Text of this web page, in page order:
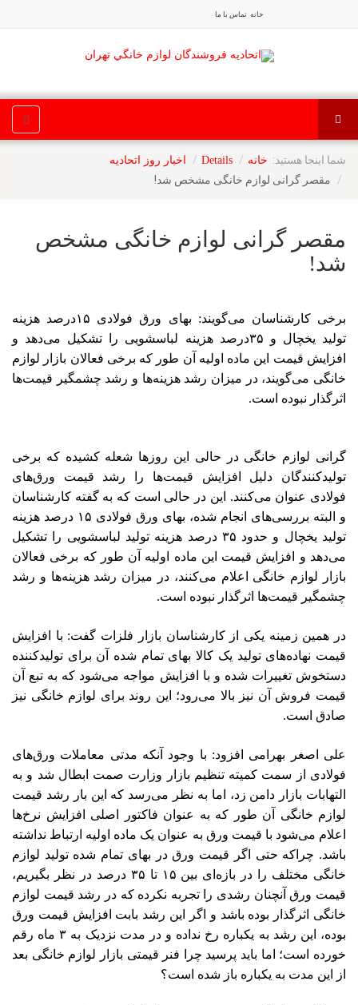
خانه تماس با ما
شما اینجا هستید: خانه Details اخبار روز اتحادیه
مقصر گرانی لوازم خانگی مشخص شد!
مقصر گرانی لوازم خانگی مشخص
شد!
برخی کارشناسان می‌گویند: بهای ورق فولادی ۱۵درصد هزینه
تولید یخچال و ۳۵درصد هزینه لباسشویی را تشکیل می‌دهد و
افزایش قیمت این ماده اولیه آن طور که برخی فعالان بازار لوازم
خانگی می‌گویند، در میزان رشد هزینه‌ها و رشد چشمگیر قیمت‌ها
اثرگذار نبوده است.
گرانی لوازم خانگی در حالی این روزها شعله کشیده که برخی
تولیدکنندگان دلیل افزایش قیمت‌ها را رشد قیمت ورق‌های
فولادی عنوان می‌کنند. این در حالی است که به گفته کارشناسان
و البته بررسی‌های انجام شده، بهای ورق فولادی ۱۵ درصد هزینه
تولید یخچال و حدود ۳۵ درصد هزینه تولید لباسشویی را تشکیل
می‌دهد و افزایش قیمت این ماده اولیه آن طور که برخی فعالان
بازار لوازم خانگی اعلام می‌کنند، در میزان رشد هزینه‌ها و رشد
چشمگیر قیمت‌ها اثرگذار نبوده است.
در همین زمینه یکی از کارشناسان بازار فلزات گفت: با افزایش
قیمت نهاده‌های تولید یک کالا بهای تمام شده آن برای تولیدکننده
دستخوش تغییرات شده و با افزایش مواجه می‌شود که به تبع آن
قیمت فروش آن نیز بالا می‌رود؛ این روند برای لوازم خانگی نیز
صادق است.
علی اصغر بهرامی افزود: با وجود آنکه مدتی معاملات ورق‌های
فولادی از سمت کمیته تنظیم بازار وزارت صمت ابطال شد و به
التهابات بازار دامن زد، اما به نظر می‌رسد که این بار رشد قیمت
لوازم خانگی آن طور که به عنوان فاکتور اصلی افزایش نرخ‌ها
اعلام می‌شود با قیمت ورق به عنوان یک ماده اولیه ارتباط نداشته
باشد. چراکه حتی اگر قیمت ورق در بهای تمام شده تولید لوازم
خانگی مختلف را در بازه‌ای بین ۱۵ تا ۳۵ درصد در نظر بگیریم،
قیمت ورق آنچنان رشدی را تجربه نکرده که در رشد قیمت لوازم
خانگی اثرگذار بوده باشد و اگر این رشد بابت افزایش قیمت ورق
بوده، این رشد به یکباره رخ نداده و در مدت نزدیک به ۳ ماه رقم
خورده است؛ اما باید پرسید چرا فنر قیمتی بازار لوازم خانگی بعد
از این مدت به یکباره باز شده است؟